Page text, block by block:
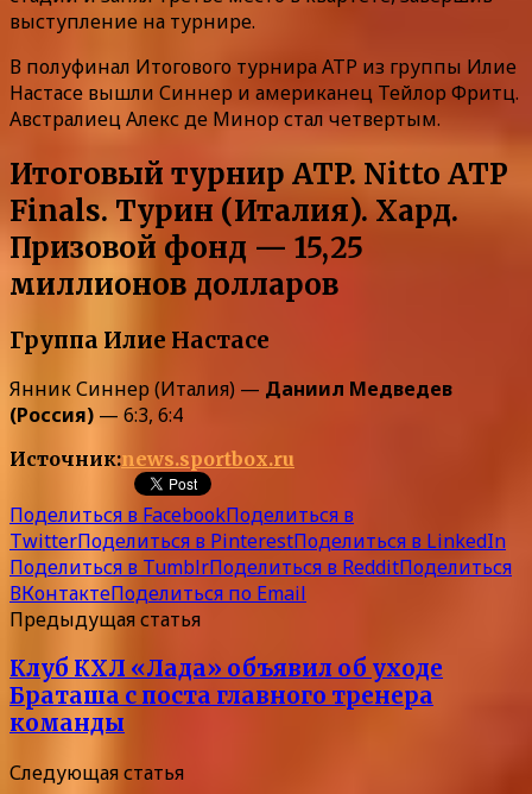
выступление на турнире.
В полуфинал Итогового турнира ATP из группы Илие
Настасе вышли Синнер и американец Тейлор Фритц.
Австралиец Алекс де Минор стал четвертым.
Итоговый турнир ATP. Nitto ATP
Finals. Турин (Италия). Хард.
Призовой фонд — 15,25
миллионов долларов
Группа Илие Настасе
Янник Синнер (Италия) — Даниил Медведев
(Россия) — 6:3, 6:4
Источник:news.sportbox.ru
Поделиться в FacebookПоделиться в
TwitterПоделиться в PinterestПоделиться в LinkedIn
Поделиться в TumblrПоделиться в RedditПоделиться
ВКонтактеПоделиться по Email
Предыдущая статья
Клуб КХЛ «Лада» объявил об уходе
Браташа с поста главного тренера
команды
Следующая статья